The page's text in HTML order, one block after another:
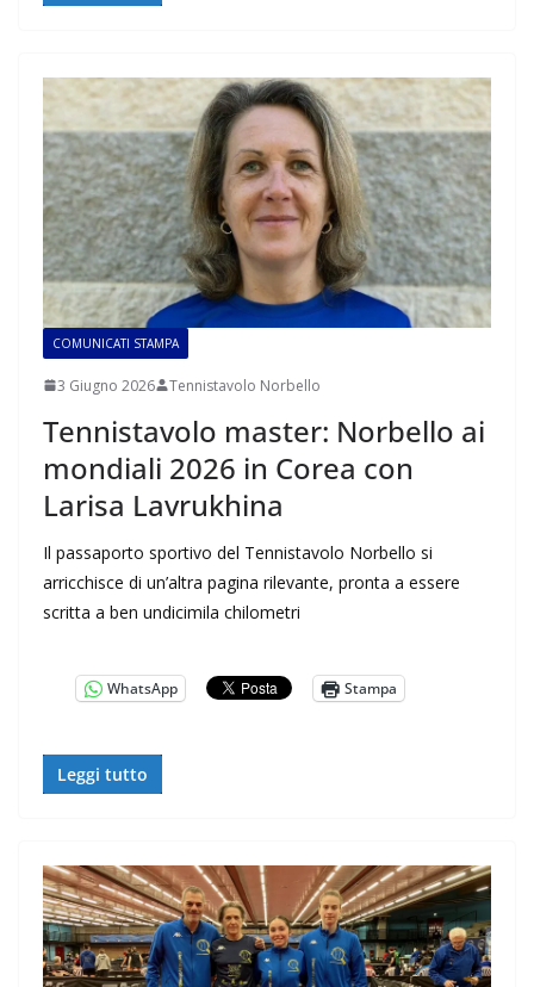
COMUNICATI STAMPA
3 Giugno 2026 Tennistavolo Norbello
Tennistavolo master: Norbello ai
mondiali 2026 in Corea con
Larisa Lavrukhina
Il passaporto sportivo del Tennistavolo Norbello si
arricchisce di un’altra pagina rilevante, pronta a essere
scritta a ben undicimila chilometri
WhatsApp Stampa
Leggi tutto